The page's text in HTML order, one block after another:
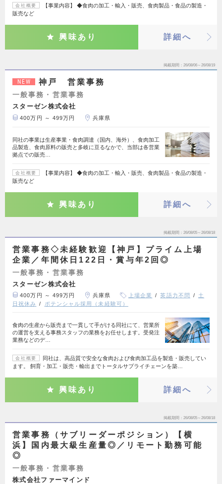
会社概要
【事業内容】 ◆食肉の加工・輸入・販売、食肉製品・食品の製造・
販売など
興味あり 詳細へ
掲載期間 26/08/06～26/08/19
NEW 神戸 営業事務
一般事務・営業事務
スターゼン株式会社
400万円 ～ 499万円 兵庫県
同社の事業は生産事業・食肉調達（国内、海外）、食肉加工
品製造、食肉原料の販売と多岐に亘るなかで、当部は各営業
拠点での販売…
会社概要
【事業内容】 ◆食肉の加工・輸入・販売、食肉製品・食品の製造・
販売など
興味あり 詳細へ
掲載期間 26/08/05～26/08/18
営業事務◇未経験歓迎【神戸】プライム上場
企業／年間休日122日・賞与年2回◎
一般事務・営業事務
スターゼン株式会社
400万円 ～ 499万円 兵庫県 上場企業 英語力不問
土
日祝休み
ポテンシャル採用（未経験可）
食肉の生産から販売まで一貫して手がける同社にて、営業所
の運営を支える事務スタッフの業務をお任せします。受発注
業務などのデ…
会社概要
同社は、高品質で安全な食肉および食肉加工品を製造・販売してい
ます。 飼育・加工・販売・輸出までトータルサプライチェーンを築…
興味あり 詳細へ
掲載期間 26/08/05～26/08/18
営業事務（サブリーダーポジション）【横
浜】国内最大級生産量◎／リモート勤務可能
◎
一般事務・営業事務
株式会社ファーマインド